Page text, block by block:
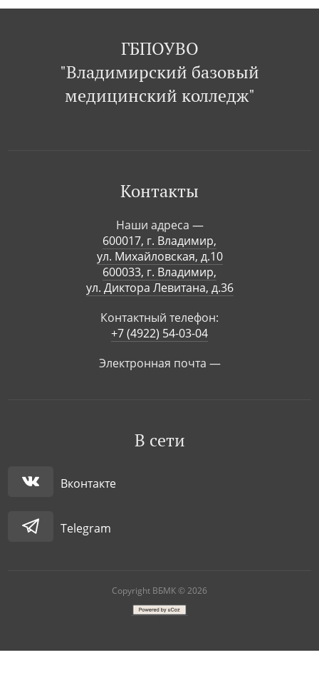
ГБПОУВО
"Владимирский базовый
медицинский колледж"
Контакты
Наши адреса —
600017, г. Владимир,
ул. Михайловская, д.10
600033, г. Владимир,
ул. Диктора Левитана, д.36
Контактный телефон:
+7 (4922) 54-03-04
Электронная почта —
В сети
Вконтакте
Telegram
Copyright ВБМК © 2026